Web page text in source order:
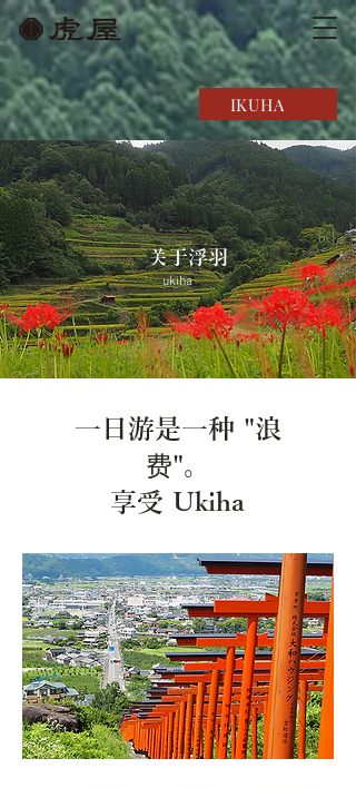
IKUHA
ukiha
关于浮羽
一日游是一种 "浪
费"。
享受 Ukiha